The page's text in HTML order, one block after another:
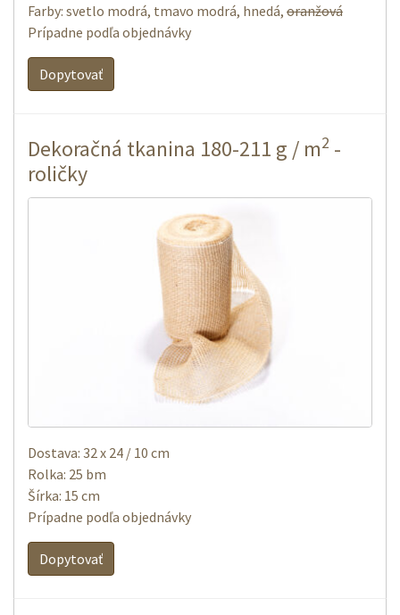
Farby: svetlo modrá, tmavo modrá, hnedá, oranžová
Prípadne podľa objednávky
Dopytovať
Dekoračná tkanina 180-211 g / m2 -
roličky
Dostava: 32 x 24 / 10 cm
Rolka: 25 bm
Šírka: 15 cm
Prípadne podľa objednávky
Dopytovať